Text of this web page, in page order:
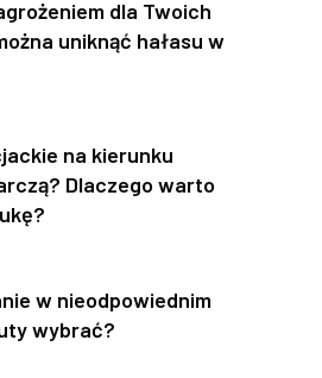
dla Twoich
uniknąć hałasu w
na kierunku
Dlaczego warto
w nieodpowiednim
wybrać?